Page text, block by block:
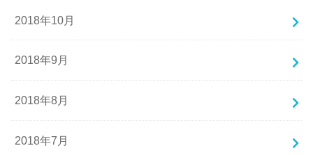
2018年10月
2018年9月
2018年8月
2018年7月